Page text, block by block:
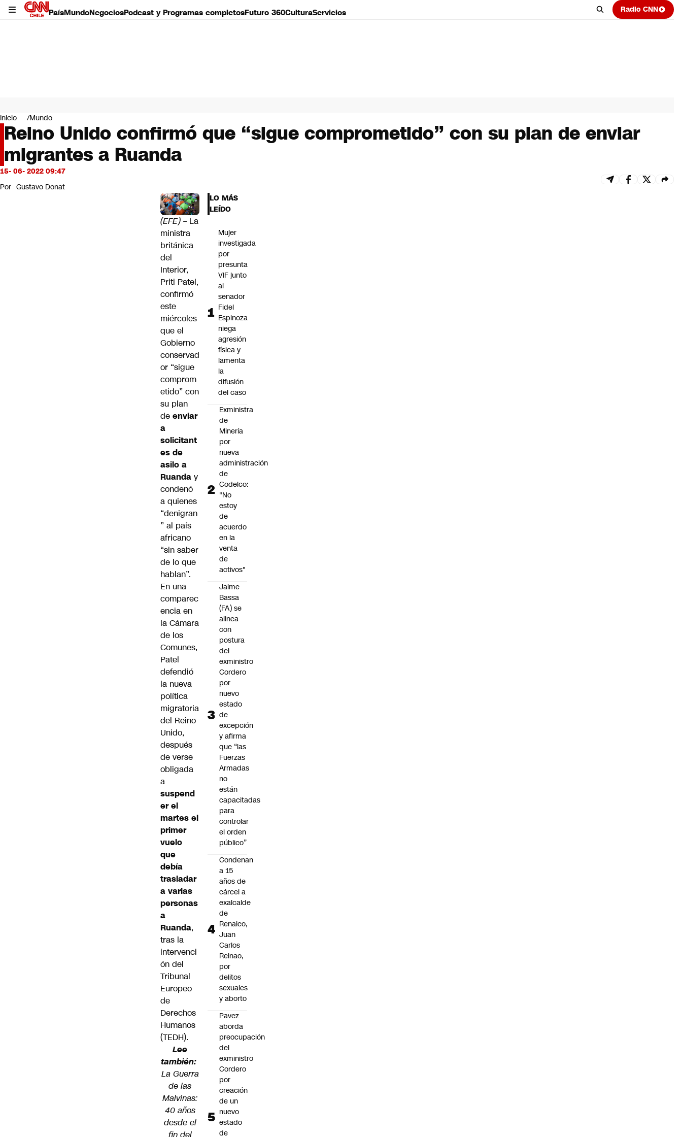
PaísMundoNegociosPodcast y Programas completosFuturo 360CulturaServicios Radio CNN
Mundo
Negocios
Deportes
Programas completos
Cultura
Servicios
Bits
CNN Data
Inicio Mundo
Reino Unido confirmó que “sigue comprometido” con su plan de enviar
migrantes a Ruanda
15- 06- 2022 09:47
Por Gustavo Donat
(EFE) – La
ministra
británica
del
Interior,
Priti Patel,
confirmó
este
miércoles
que el
Gobierno
conservad
or “sigue
comprom
etido” con
su plan
de enviar
a
solicitant
es de
asilo a
Ruanda y
condenó
a quienes
“denigran
” al país
africano
“sin saber
de lo que
hablan”.
En una
comparec
encia en
la Cámara
de los
Comunes,
Patel
defendió
la nueva
política
migratoria
del Reino
Unido,
después
de verse
obligada
a
suspend
er el
martes el
primer
vuelo
que
debía
trasladar
a varias
personas
a
Ruanda,
tras la
intervenci
ón del
Tribunal
Europeo
de
Derechos
Humanos
(TEDH).
Lee
también:
La Guerra
de las
Malvinas:
40 años
desde el
fin del
LO MÁS
LEÍDO
Mujer
investigada
por
presunta
VIF junto
al
senador
Fidel
Espinoza
niega
agresión
física y
lamenta
la
difusión
del caso
Exministra
de
Minería
por
nueva
administración
de
Codelco:
"No
estoy
de
acuerdo
en la
venta
de
activos"
Jaime
Bassa
(FA) se
alinea
con
postura
del
exministro
Cordero
por
nuevo
estado
de
excepción
y afirma
que “las
Fuerzas
Armadas
no
están
capacitadas
para
controlar
el orden
público”
Condenan
a 15
años de
cárcel a
exalcalde
de
Renaico,
Juan
Carlos
Reinao,
por
delitos
sexuales
y aborto
Pavez
aborda
preocupación
del
exministro
Cordero
por
creación
de un
nuevo
estado
de